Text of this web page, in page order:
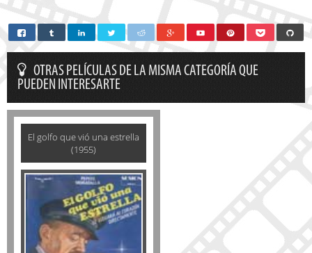
OTRAS PELÍCULAS DE LA MISMA CATEGORÍA QUE
PUEDEN INTERESARTE
El golfo que vió una estrella
(1955)